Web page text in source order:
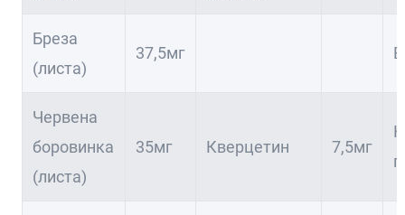
Бреза
(листа)
37,5мг
Червена
боровинка
(листа)
35мг Кверцетин 7,5мг